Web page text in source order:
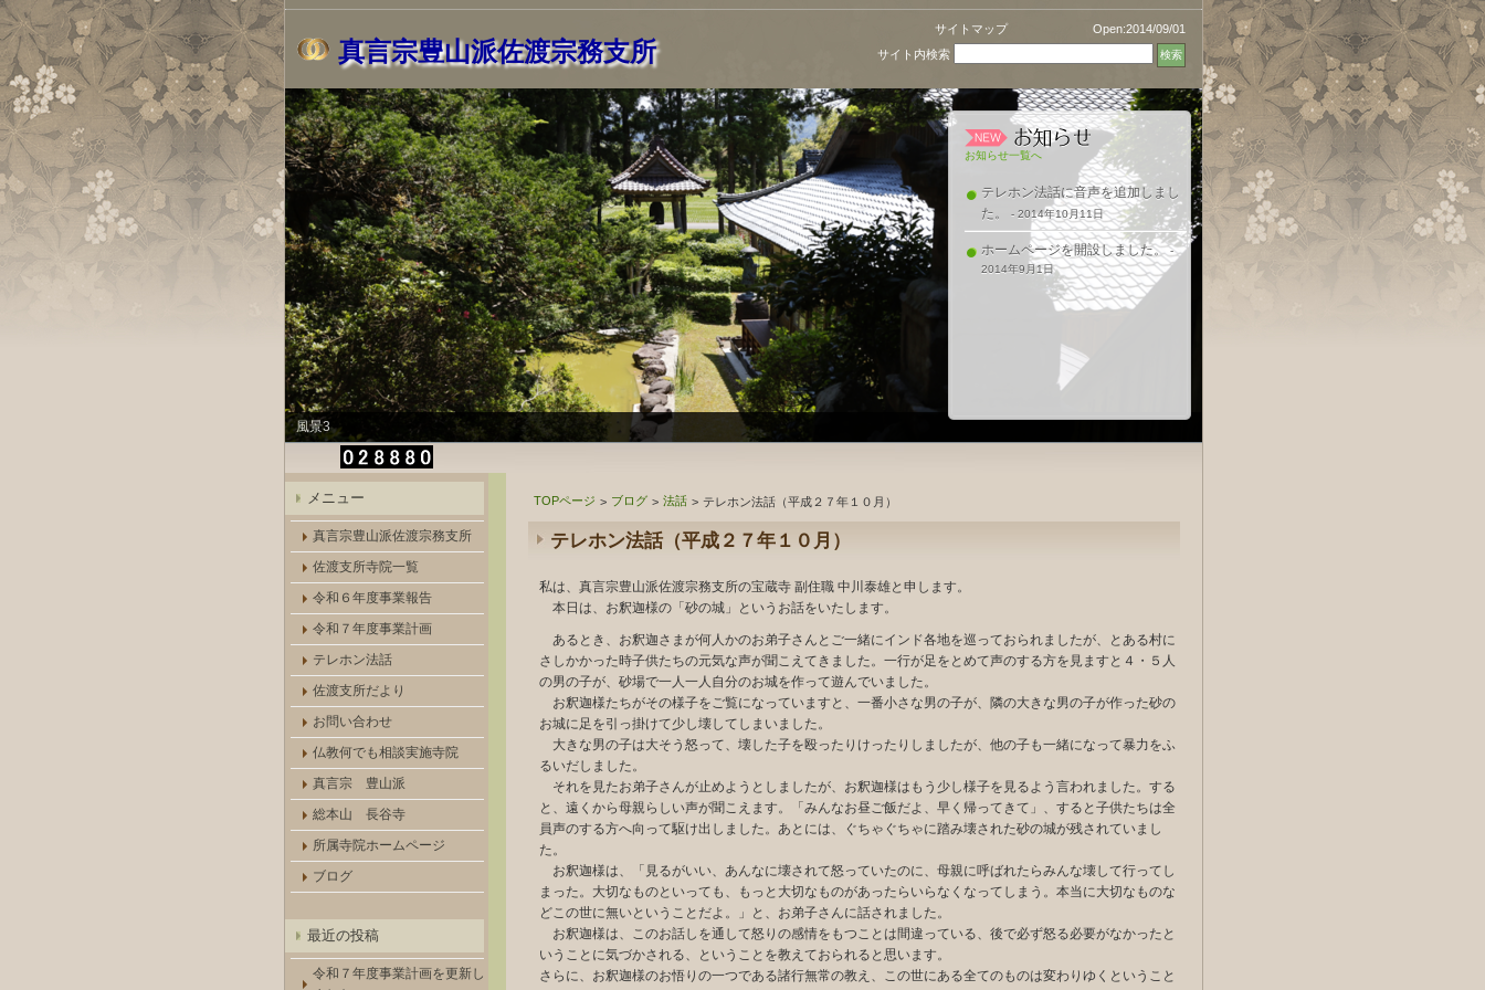
真言宗豊山派佐渡宗務支所
サイトマップ
Open:2014/09/01
サイト内検索
風景3
お知らせ一覧へ
テレホン法話に音声を追加しまし
た。
- 2014年10月11日
ホームページを開設しました。-
2014年9月1日
TOPページ > ブログ > 法話 > テレホン法話（平成２７年１０月）
テレホン法話（平成２７年１０月）
私は、真言宗豊山派佐渡宗務支所の宝蔵寺 副住職 中川泰雄と申します。
本日は、お釈迦様の「砂の城」というお話をいたします。
あるとき、お釈迦さまが何人かのお弟子さんとご一緒にインド各地を巡っておられましたが、とある村に
さしかかった時子供たちの元気な声が聞こえてきました。一行が足をとめて声のする方を見ますと４・５人
の男の子が、砂場で一人一人自分のお城を作って遊んでいました。
お釈迦様たちがその様子をご覧になっていますと、一番小さな男の子が、隣の大きな男の子が作った砂の
お城に足を引っ掛けて少し壊してしまいました。
大きな男の子は大そう怒って、壊した子を殴ったりけったりしましたが、他の子も一緒になって暴力をふ
るいだしました。
それを見たお弟子さんが止めようとしましたが、お釈迦様はもう少し様子を見るよう言われました。する
と、遠くから母親らしい声が聞こえます。「みんなお昼ご飯だよ、早く帰ってきて」、すると子供たちは全
員声のする方へ向って駆け出しました。あとには、ぐちゃぐちゃに踏み壊された砂の城が残されていまし
た。
お釈迦様は、「見るがいい、あんなに壊されて怒っていたのに、母親に呼ばれたらみんな壊して行ってし
まった。大切なものといっても、もっと大切なものがあったらいらなくなってしまう。本当に大切なものな
どこの世に無いということだよ。」と、お弟子さんに話されました。
お釈迦様は、このお話しを通して怒りの感情をもつことは間違っている、後で必ず怒る必要がなかったと
いうことに気づかされる、ということを教えておられると思います。
さらに、お釈迦様のお悟りの一つである諸行無常の教え、この世にある全てのものは変わりゆくということ
メニュー
真言宗豊山派佐渡宗務支所
佐渡支所寺院一覧
令和６年度事業報告
令和７年度事業計画
テレホン法話
佐渡支所だより
お問い合わせ
仏教何でも相談実施寺院
真言宗 豊山派
総本山 長谷寺
所属寺院ホームページ
ブログ
最近の投稿
令和７年度事業計画を更新し